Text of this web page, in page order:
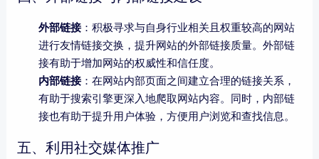
外部链接：积极寻求与自身行业相关且权重较高的网站
进行友情链接交换，提升网站的外部链接质量。外部链
接有助于增加网站的权威性和信任度。
内部链接：在网站内部页面之间建立合理的链接关系，
有助于搜索引擎更深入地爬取网站内容。同时，内部链
接也有助于提升用户体验，方便用户浏览和查找信息。
五、利用社交媒体推广